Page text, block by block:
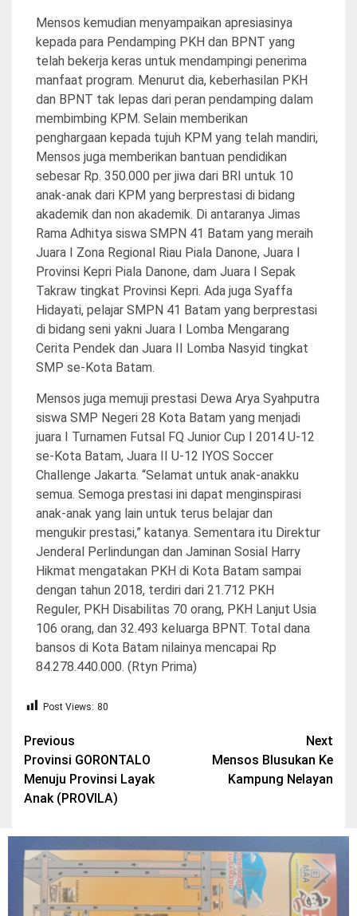
Mensos kemudian menyampaikan apresiasinya
kepada para Pendamping PKH dan BPNT yang
telah bekerja keras untuk mendampingi penerima
manfaat program. Menurut dia, keberhasilan PKH
dan BPNT tak lepas dari peran pendamping dalam
membimbing KPM. Selain memberikan
penghargaan kepada tujuh KPM yang telah mandiri,
Mensos juga memberikan bantuan pendidikan
sebesar Rp. 350.000 per jiwa dari BRI untuk 10
anak-anak dari KPM yang berprestasi di bidang
akademik dan non akademik. Di antaranya Jimas
Rama Adhitya siswa SMPN 41 Batam yang meraih
Juara I Zona Regional Riau Piala Danone, Juara I
Provinsi Kepri Piala Danone, dam Juara I Sepak
Takraw tingkat Provinsi Kepri. Ada juga Syaffa
Hidayati, pelajar SMPN 41 Batam yang berprestasi
di bidang seni yakni Juara I Lomba Mengarang
Cerita Pendek dan Juara II Lomba Nasyid tingkat
SMP se-Kota Batam.
Mensos juga memuji prestasi Dewa Arya Syahputra
siswa SMP Negeri 28 Kota Batam yang menjadi
juara I Turnamen Futsal FQ Junior Cup I 2014 U-12
se-Kota Batam, Juara II U-12 IYOS Soccer
Challenge Jakarta. “Selamat untuk anak-anakku
semua. Semoga prestasi ini dapat menginspirasi
anak-anak yang lain untuk terus belajar dan
mengukir prestasi,” katanya. Sementara itu Direktur
Jenderal Perlindungan dan Jaminan Sosial Harry
Hikmat mengatakan PKH di Kota Batam sampai
dengan tahun 2018, terdiri dari 21.712 PKH
Reguler, PKH Disabilitas 70 orang, PKH Lanjut Usia
106 orang, dan 32.493 keluarga BPNT. Total dana
bansos di Kota Batam nilainya mencapai Rp
84.278.440.000. (Rtyn Prima)
Post Views: 80
Post
navigation
Previous
Provinsi GORONTALO
Menuju Provinsi Layak
Anak (PROVILA)
Next
Mensos Blusukan Ke
Kampung Nelayan